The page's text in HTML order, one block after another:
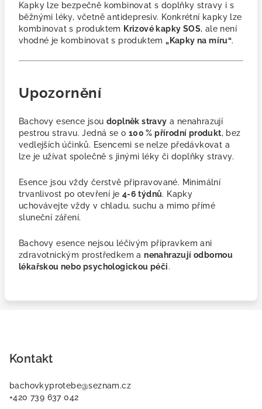
Kapky lze bezpečně kombinovat s doplňky stravy i s
běžnými léky, včetně antidepresiv. Konkrétní kapky lze
kombinovat s produktem Krizové kapky SOS, ale není
vhodné je kombinovat s produktem „Kapky na míru“.
Upozornění
Bachovy esence jsou doplněk stravy a nenahrazují
pestrou stravu. Jedná se o 100 % přírodní produkt, bez
vedlejších účinků. Esencemi se nelze předávkovat a
lze je užívat společně s jinými léky či doplňky stravy.
Esence jsou vždy čerstvě připravované. Minimální
trvanlivost po otevření je 4-6 týdnů. Kapky
uchovávejte vždy v chladu, suchu a mimo přímé
sluneční záření.
Bachovy esence nejsou léčivým přípravkem ani
zdravotnickým prostředkem anenahrazují odbornou
lékařskou nebo psychologickou péči.
Kontakt
bachovkyprotebe@seznam.cz
+420 739 637 042